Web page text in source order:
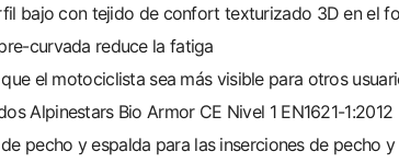
bajo con tejido de confort texturizado 3D en el
curvada reduce la fatiga
el motociclista sea más visible para otros
Alpinestars Bio Armor CE Nivel 1 EN1621-1:2012
pecho y espalda para las inserciones de pecho